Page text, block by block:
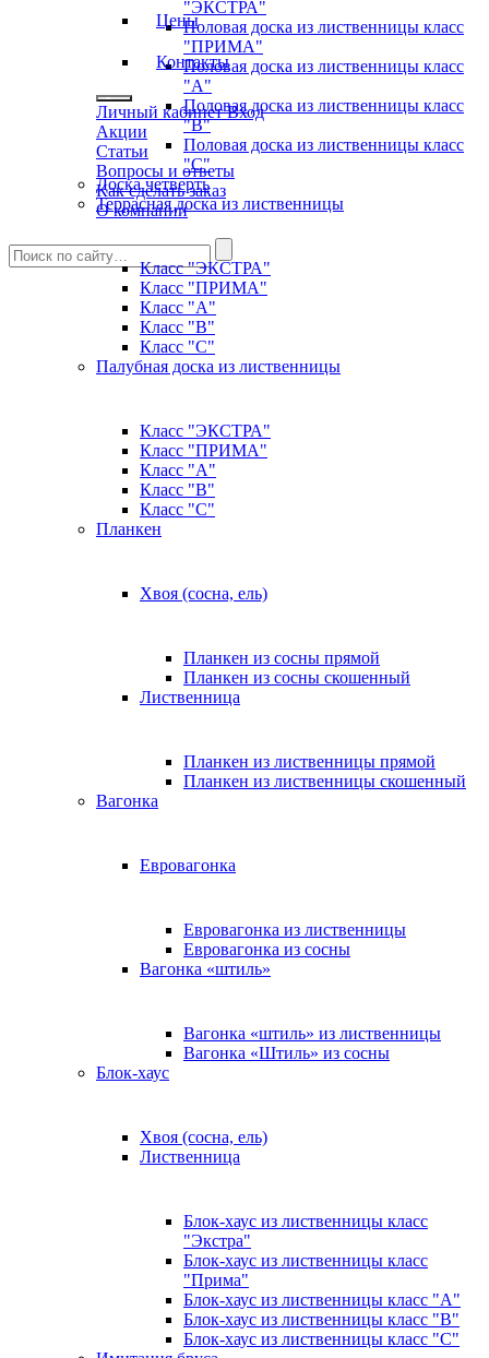
Цены
Контакты
Личный кабинет Вход
Акции
Статьи
Вопросы и ответы
Как сделать заказ
О компании
"ЭКСТРА"
Половая доска из лиственницы класс
"ПРИМА"
Половая доска из лиственницы класс
"А"
Половая доска из лиственницы класс
"B"
Половая доска из лиственницы класс
"C"
Доска четверть
Террасная доска из лиственницы
Класс "ЭКСТРА"
Класс "ПРИМА"
Класс "А"
Класс "B"
Класс "C"
Палубная доска из лиственницы
Класс "ЭКСТРА"
Класс "ПРИМА"
Класс "А"
Класс "B"
Класс "C"
Планкен
Хвоя (сосна, ель)
Планкен из сосны прямой
Планкен из сосны скошенный
Лиственница
Планкен из лиственницы прямой
Планкен из лиственницы скошенный
Вагонка
Евровагонка
Евровагонка из лиственницы
Евровагонка из сосны
Вагонка «штиль»
Вагонка «штиль» из лиственницы
Вагонка «Штиль» из сосны
Блок-хаус
Хвоя (сосна, ель)
Лиственница
Блок-хаус из лиственницы класс
"Экстра"
Блок-хаус из лиственницы класс
"Прима"
Блок-хаус из лиственницы класс "А"
Блок-хаус из лиственницы класс "B"
Блок-хаус из лиственницы класс "C"